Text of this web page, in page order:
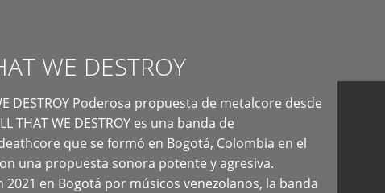
WE DESTROY
DESTROY Poderosa propuesta de metalcore desde
THAT WE DESTROY es una banda de
que se formó en Bogotá, Colombia en el
una propuesta sonora potente y agresiva.
2021 en Bogotá por músicos venezolanos, la banda